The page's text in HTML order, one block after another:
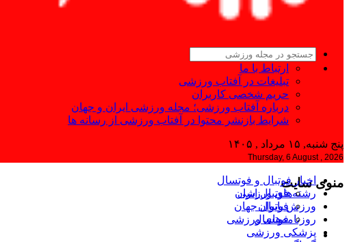
ارتباط با ما
تبلیغات در آفتاب ورزشی
حریم شخصی کاربران
درباره آفتاب ورزشی؛ مجله ورزشی ایران و جهان
شرایط بازنشر محتوا در آفتاب ورزشی از رسانه ها
پنج شنبه, ۱۵ مرداد , ۱۴۰۵
Thursday, 6 August , 2026
اخبار فوتبال و فوتسال
فوتبال ایران
فوتبال جهان
فوتسال
رشته‌های ورزشی
ورزش بانوان
روزنامه‌های ورزشی
پزشکی ورزشی
منوی سایت